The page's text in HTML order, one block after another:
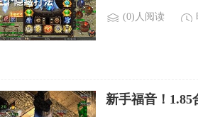
(0)人阅读
新手福音！1.85